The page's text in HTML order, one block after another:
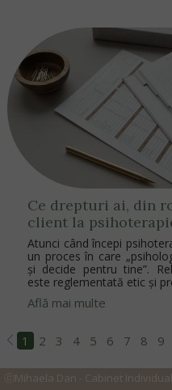
Ce drepturi ai, din
client la
Atunci când începi
un proces în care
și decide pentru tine”.
este reglementată etic și
Află mai multe
1 2 3 4 5 6 7 8 9
ⓒMihaela Dan - Cabinet